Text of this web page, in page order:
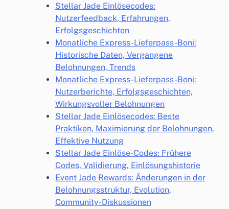
Stellar Jade Einlösecodes:
Nutzerfeedback, Erfahrungen,
Erfolgsgeschichten
Monatliche Express-Lieferpass-Boni:
Historische Daten, Vergangene
Belohnungen, Trends
Monatliche Express-Lieferpass-Boni:
Nutzerberichte, Erfolgsgeschichten,
Wirkungsvoller Belohnungen
Stellar Jade Einlösecodes: Beste
Praktiken, Maximierung der Belohnungen,
Effektive Nutzung
Stellar Jade Einlöse-Codes: Frühere
Codes, Validierung, Einlösungshistorie
Event Jade Rewards: Änderungen in der
Belohnungsstruktur, Evolution,
Community-Diskussionen